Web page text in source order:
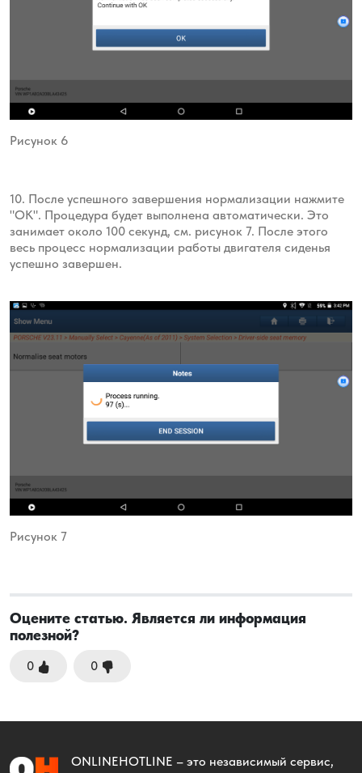
Рисунок 6
10. После успешного завершения нормализации нажмите
"ОК". Процедура будет выполнена автоматически. Это
занимает около 100 секунд, см. рисунок 7. После этого
весь процесс нормализации работы двигателя сиденья
успешно завершен.
Рисунок 7
Оцените статью. Является ли информация
полезной?
0 0
ONLINEHOTLINE – это независимый сервис,